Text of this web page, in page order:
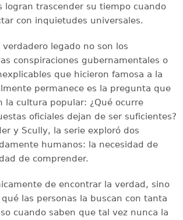
logran trascender su tiempo cuando
con inquietudes universales.
legado no son los
conspiraciones gubernamentales o
que hicieron famosa a la
permanece es la pregunta que
la cultura popular: ¿Qué ocurre
oficiales dejan de ser suficientes?
y Scully, la serie exploró dos
humanos: la necesidad de
de comprender.
de encontrar la verdad, sino
las personas la buscan con tanta
cuando saben que tal vez nunca la